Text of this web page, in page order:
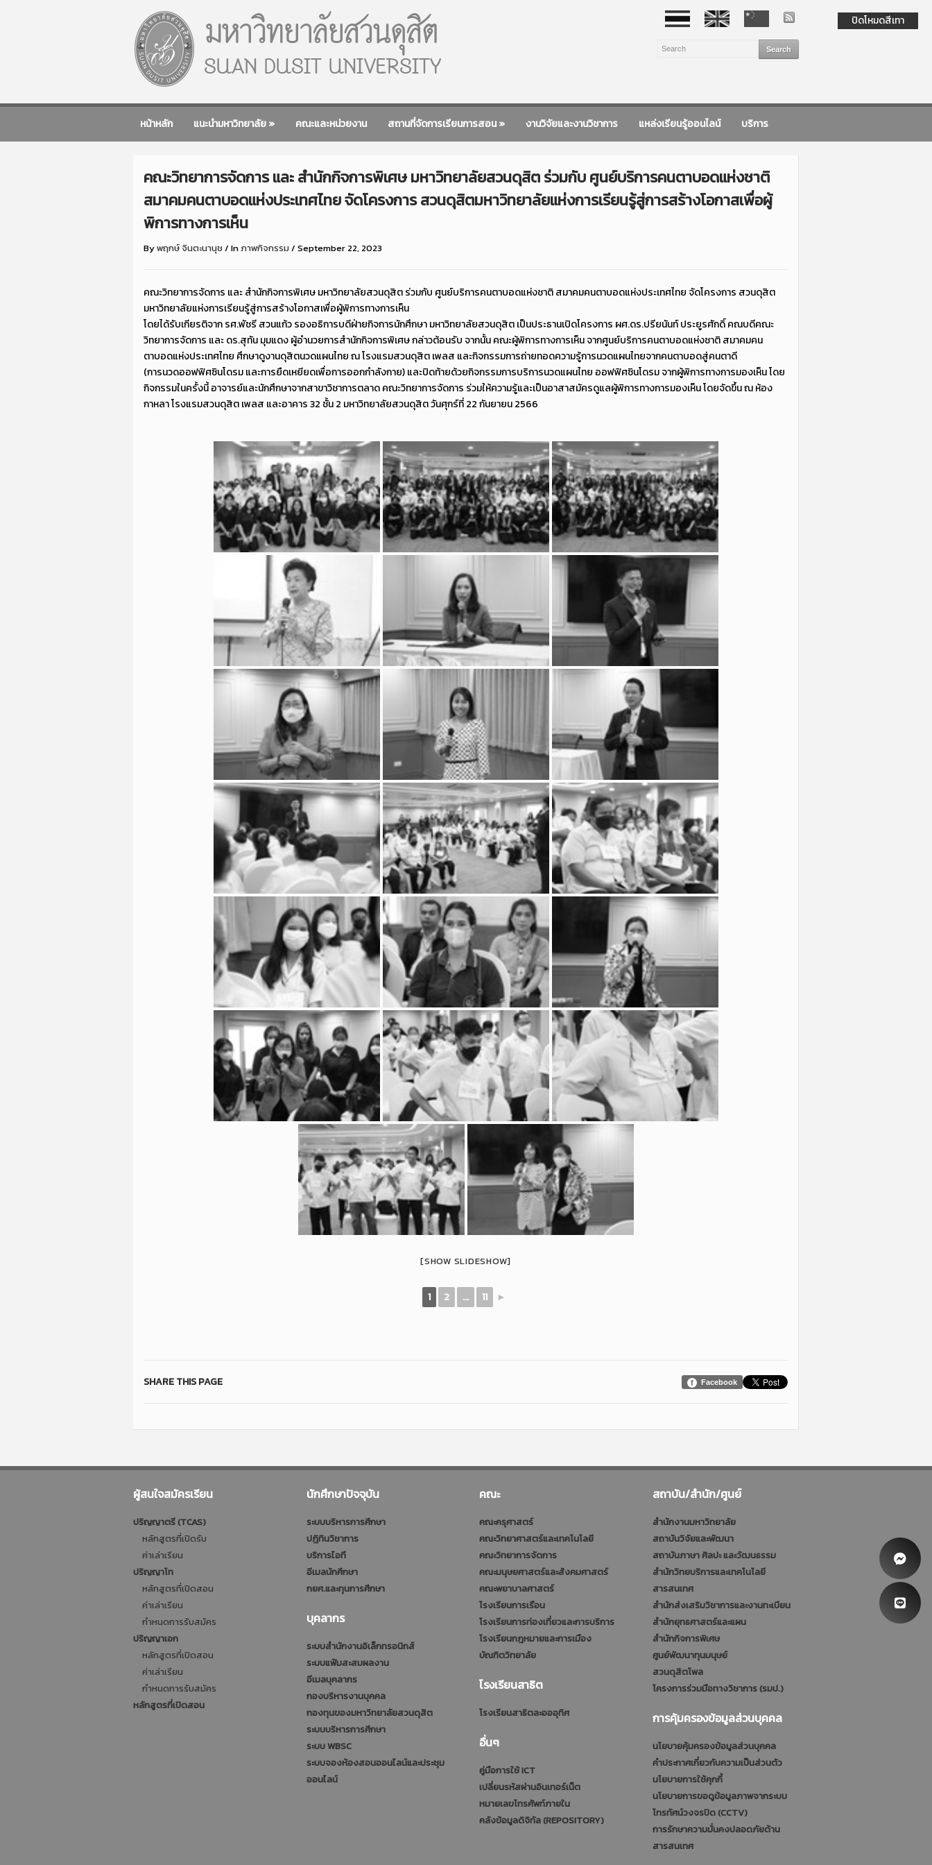
หน้าหลัก แนะนำมหาวิทยาลัย» คณะและหน่วยงาน สถานที่จัดการเรียนการสอน» งานวิจัยและงานวิชาการ แหล่งเรียนรู้ออนไลน์ บริการ
คณะวิทยาการจัดการ และ สำนักกิจการพิเศษ มหาวิทยาลัยสวนดุสิต ร่วมกับ ศูนย์บริการคนตาบอดแห่งชาติ
สมาคมคนตาบอดแห่งประเทศไทย จัดโครงการ สวนดุสิตมหาวิทยาลัยแห่งการเรียนรู้สู่การสร้างโอกาสเพื่อผู้
พิการทางการเห็น
Byพฤกษ์ จินตะนานุช / Inภาพกิจกรรม / September 22, 2023
คณะวิทยาการจัดการ และ สำนักกิจการพิเศษ มหาวิทยาลัยสวนดุสิต ร่วมกับ ศูนย์บริการคนตาบอดแห่งชาติ สมาคมคนตาบอดแห่งประเทศไทย จัดโครงการ สวนดุสิต
มหาวิทยาลัยแห่งการเรียนรู้สู่การสร้างโอกาสเพื่อผู้พิการทางการเห็น
โดยได้รับเกียรติจาก รศ.พัชรี สวนแก้ว รองอธิการบดีฝ่ายกิจการนักศึกษา มหาวิทยาลัยสวนดุสิต เป็นประธานเปิดโครงการ ผศ.ดร.ปรียนันท์ ประยูรศักดิ์ คณบดีคณะ
วิทยาการจัดการ และ ดร.สุทัน มุมแดง ผู้อำนวยการสำนักกิจการพิเศษ กล่าวต้อนรับ จากนั้น คณะผู้พิการทางการเห็น จากศูนย์บริการคนตาบอดแห่งชาติ สมาคมคน
ตาบอดแห่งประเทศไทย ศึกษาดูงานดุสิตนวดแผนไทย ณ โรงแรมสวนดุสิต เพลส และกิจกรรมการถ่ายทอดความรู้การนวดแผนไทยจากคนตาบอดสู่คนตาดี
(การนวดออฟฟิศซินโดรม และการยืดเหยียดเพื่อการออกกำลังกาย) และปิดท้ายด้วยกิจกรรมการบริการนวดแผนไทย ออฟฟิศซินโดรม จากผู้พิการทางการมองเห็น โดย
กิจกรรมในครั้งนี้ อาจารย์และนักศึกษาจากสาขาวิชาการตลาด คณะวิทยาการจัดการ ร่วมให้ความรู้และเป็นอาสาสมัครดูแลผู้พิการทางการมองเห็น โดยจัดขึ้น ณ ห้อง
กาหลา โรงแรมสวนดุสิต เพลส และอาคาร 32 ชั้น 2 มหาวิทยาลัยสวนดุสิต วันศุกร์ที่ 22 กันยายน 2566
[SHOW SLIDESHOW]
1 2 ... 11 ►
Facebook
SHARE THIS PAGE
ผู้สนใจสมัครเรียน
ปริญญาตรี (TCAS)
หลักสูตรที่เปิดรับ
ค่าเล่าเรียน
ปริญญาโท
หลักสูตรที่เปิดสอน
ค่าเล่าเรียน
กำหนดการรับสมัคร
ปริญญาเอก
หลักสูตรที่เปิดสอน
ค่าเล่าเรียน
กำหนดการรับสมัคร
หลักสูตรที่เปิดสอน
นักศึกษาปัจจุบัน
ระบบบริหารการศึกษา
ปฎิทินวิชาการ
บริการไอที
อีเมลนักศึกษา
กยศ.และทุนการศึกษา
บุคลากร
ระบบสำนักงานอิเล็กทรอนิกส์
ระบบแฟ้มสะสมผลงาน
อีเมลบุคลากร
กองบริหารงานบุคคล
กองทุนของมหาวิทยาลัยสวนดุสิต
ระบบบริหารการศึกษา
ระบบ WBSC
ระบบจองห้องสอนออนไลน์และประชุม
ออนไลน์
คณะ
คณะครุศาสตร์
คณะวิทยาศาสตร์และเทคโนโลยี
คณะวิทยาการจัดการ
คณะมนุษยศาสตร์และสังคมศาสตร์
คณะพยาบาลศาสตร์
โรงเรียนการเรือน
โรงเรียนการท่องเที่ยวและการบริการ
โรงเรียนกฎหมายและการเมือง
บัณฑิตวิทยาลัย
โรงเรียนสาธิต
โรงเรียนสาธิตละอออุทิศ
อื่นๆ
คู่มือการใช้ ICT
เปลี่ยนรหัสผ่านอินเทอร์เน็ต
หมายเลขโทรศัพท์ภายใน
คลังข้อมูลดิจิทัล (REPOSITORY)
สถาบัน/สำนัก/ศูนย์
สำนักงานมหาวิทยาลัย
สถาบันวิจัยและพัฒนา
สถาบันภาษา ศิลปะ และวัฒนธรรม
สำนักวิทยบริการและเทคโนโลยี
สารสนเทศ
สำนักส่งเสริมวิชาการและงานทะเบียน
สำนักยุทธศาสตร์และแผน
สำนักกิจการพิเศษ
ศูนย์พัฒนาทุนมนุษย์
สวนดุสิตโพล
โครงการร่วมมือทางวิชาการ (รมป.)
การคุ้มครองข้อมูลส่วนบุคคล
นโยบายคุ้มครองข้อมูลส่วนบุคคล
คำประกาศเกี่ยวกับความเป็นส่วนตัว
นโยบายการใช้คุกกี้
นโยบายการขอดูข้อมูลภาพจากระบบ
โทรทัศน์วงจรปิด (CCTV)
การรักษาความมั่นคงปลอดภัยด้าน
สารสนเทศ
ปิดโหมดสีเทา